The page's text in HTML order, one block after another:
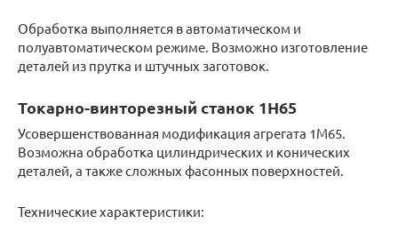
Обработка выполняется в автоматическом и
полуавтоматическом режиме. Возможно изготовление
деталей из прутка и штучных заготовок.
Токарно-винторезный станок 1Н65
Усовершенствованная модификация агрегата 1М65.
Возможна обработка цилиндрических и конических
деталей, а также сложных фасонных поверхностей.
Технические характеристики: